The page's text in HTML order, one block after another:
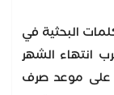
البحثية في
انتهاء الشهر
على موعد صرف